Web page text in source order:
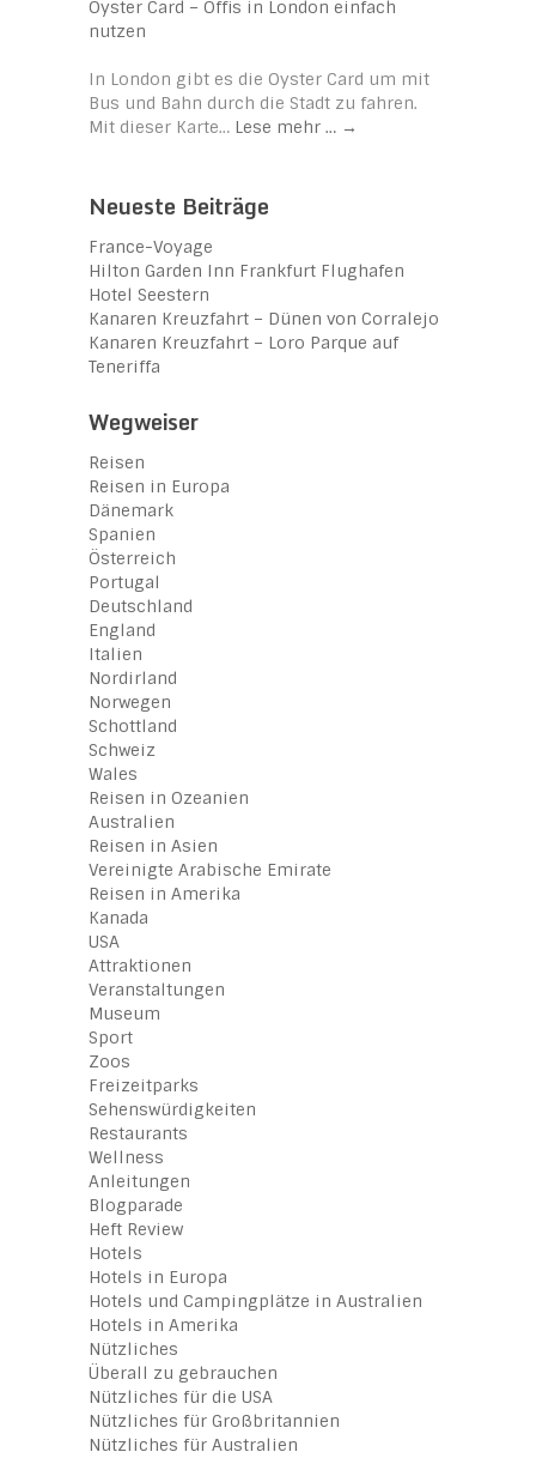
Oyster Card – Öffis in London einfach
nutzen
In London gibt es die Oyster Card um mit
Bus und Bahn durch die Stadt zu fahren.
Mit dieser Karte… Lese mehr … →
Neueste Beiträge
France-Voyage
Hilton Garden Inn Frankfurt Flughafen
Hotel Seestern
Kanaren Kreuzfahrt – Dünen von Corralejo
Kanaren Kreuzfahrt – Loro Parque auf
Teneriffa
Wegweiser
Reisen
Reisen in Europa
Dänemark
Spanien
Österreich
Portugal
Deutschland
England
Italien
Nordirland
Norwegen
Schottland
Schweiz
Wales
Reisen in Ozeanien
Australien
Reisen in Asien
Vereinigte Arabische Emirate
Reisen in Amerika
Kanada
USA
Attraktionen
Veranstaltungen
Museum
Sport
Zoos
Freizeitparks
Sehenswürdigkeiten
Restaurants
Wellness
Anleitungen
Blogparade
Heft Review
Hotels
Hotels in Europa
Hotels und Campingplätze in Australien
Hotels in Amerika
Nützliches
Überall zu gebrauchen
Nützliches für die USA
Nützliches für Großbritannien
Nützliches für Australien